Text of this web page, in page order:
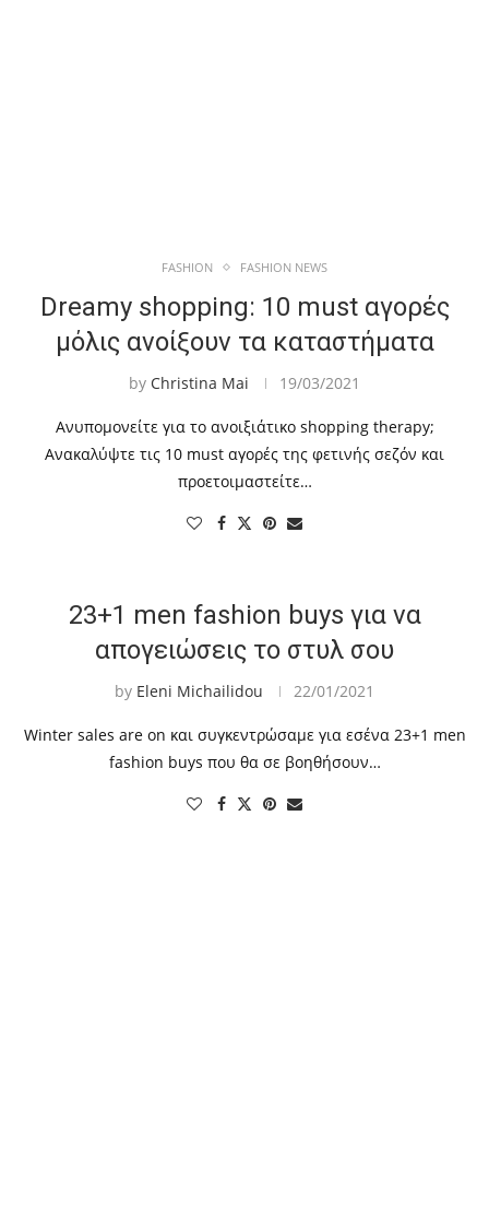
FASHION FASHION NEWS
Dreamy shopping: 10 must αγορές
μόλις ανοίξουν τα καταστήματα
by Christina Mai 19/03/2021
Ανυπομονείτε για το ανοιξιάτικο shopping therapy;
Ανακαλύψτε τις 10 must αγορές της φετινής σεζόν και
προετοιμαστείτε…
23+1 men fashion buys για να
απογειώσεις το στυλ σου
by Eleni Michailidou 22/01/2021
Winter sales are on και συγκεντρώσαμε για εσένα 23+1 men
fashion buys που θα σε βοηθήσουν…